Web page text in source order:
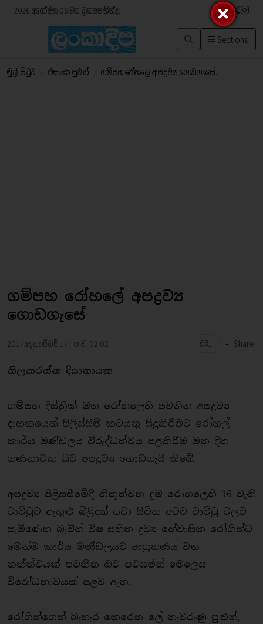
2026 අගෝස්තු 06 වන බ්‍රහස්පතින්දා
Sections
මුල් පිටුව එසැණ පුවත් ගම්පහ රෝහලේ අපද්‍රව්‍ය ගොඩගැසේ..
ගම්පහ රෝහලේ අපද්‍රව්‍ය
ගොඩගැසේ
2017 දෙසැම්බර් 17 | ප.ව. 02:02 1 - Share
තිලකරත්න දිසානායක
ගම්පහ දිස්ත්‍රික් මහ රෝහලෙහි පවතින අපද්‍රව්‍ය
දාහකයෙන් පිලිස්සීම් කටයුතු සිදුකිරීමට රෝහල්
කාර්ය මණ්ඩලය විරුද්ධත්වය පළකිරීම මත දින
ගණනාවක සිට අපද්‍රව්‍ය ගොඩගැසී තිබේ.
අපද්‍රව්‍ය පිළිස්සීමේදී නිකුත්වන දුම රෝහලෙහි 16 වැනි
වාට්ටුව ඇතුළු බිළිදන් පවා සිටින අවට වාට්ටු වලට
පැමිණෙන බැවින් විෂ සහිත ද්‍රව්‍ය නේවාසික රෝගීන්ට
මෙන්ම කාර්ය මණ්ඩලයට ආග්‍රහණය වන
තත්ත්වයක් පවතින බව පවසමින් මෙලෙස
විරෝධතාවයක් පළව ඇත.
රෝගීන්ගෙන් බැහැර කෙරෙන ලේ තැවරුණු පුළුන්,